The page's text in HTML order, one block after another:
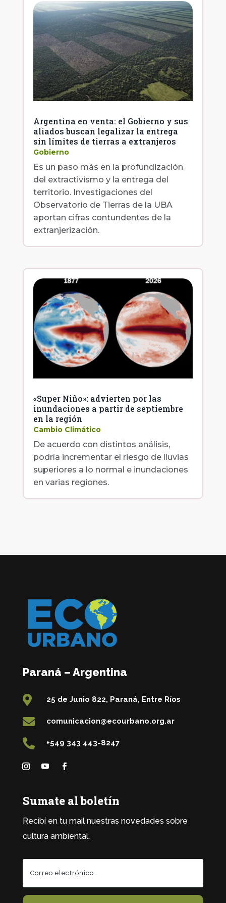
Argentina en venta: el Gobierno y sus
aliados buscan legalizar la entrega
sin límites de tierras a extranjeros
Gobierno
Es un paso más en la profundización
del extractivismo y la entrega del
territorio. Investigaciones del
Observatorio de Tierras de la UBA
aportan cifras contundentes de la
extranjerización.
«Super Niño»: advierten por las
inundaciones a partir de septiembre
en la región
Cambio Climático
De acuerdo con distintos análisis,
podría incrementar el riesgo de lluvias
superiores a lo normal e inundaciones
en varias regiones.
Paraná – Argentina
 25 de Junio 822, Paraná, Entre Ríos
 comunicacion@ecourbano.org.ar
 +549 343 443-8247
Sumate al boletín
Recibí en tu mail nuestras novedades sobre
cultura ambiental.